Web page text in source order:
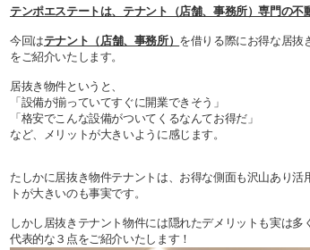
テンポエステートは、テナント（店舗、事務所）専門の不
今回はテナント（店舗、事務所） を借りる際にお得な居抜
をご紹介いたします。
居抜き物件というと、
「設備が揃っていてすぐに開業できそう」
「格安でこんな設備がついてくるなんてお得だ」
など、メリットが大きいように感じます。
たしかに居抜き物件テナントは、お得な側面も沢山あり活
トが大きいのも事実です。
しかし居抜きテナント物件には隠れたデメリットも実は多
代表的な３点をご紹介いたします！